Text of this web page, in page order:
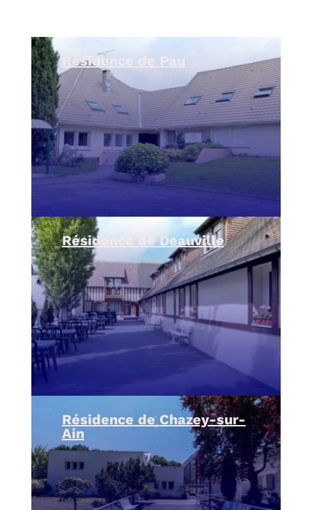
Résidence de Pau
Résidence de Deauville
Résidence de Chazey-sur-
Ain